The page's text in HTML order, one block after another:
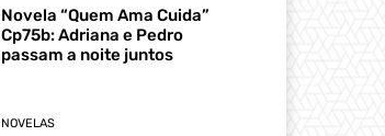
Novela “Quem Ama Cuida”
Cp75b: Adriana e Pedro
passam a noite juntos
NOVELAS